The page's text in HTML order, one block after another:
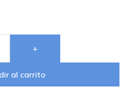
+
al carrito